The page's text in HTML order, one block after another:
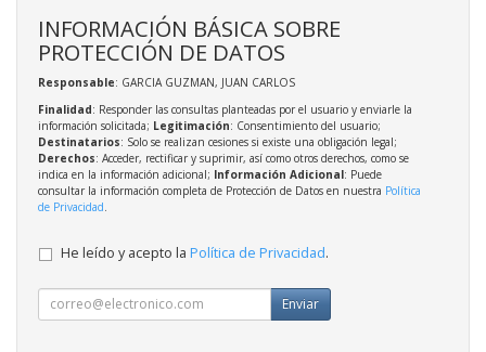
INFORMACIÓN BÁSICA SOBRE
PROTECCIÓN DE DATOS
Responsable: GARCIA GUZMAN, JUAN CARLOS
Finalidad: Responder las consultas planteadas por el usuario y enviarle la
información solicitada; Legitimación: Consentimiento del usuario;
Destinatarios: Solo se realizan cesiones si existe una obligación legal;
Derechos: Acceder, rectificar y suprimir, así como otros derechos, como se
indica en la información adicional; Información Adicional: Puede
consultar la información completa de Protección de Datos en nuestra Política
de Privacidad
He leído y acepto la Política de Privacidad.
Enviar